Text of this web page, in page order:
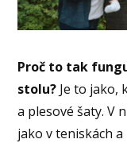
Proč to tak
stolu? Je to jako,
a plesové šaty. V
jako v teniskách